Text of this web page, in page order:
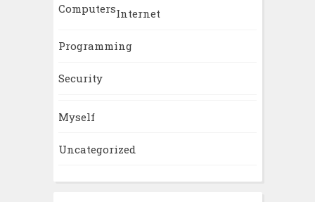
ComputersInternet
Programming
Security
Myself
Uncategorized